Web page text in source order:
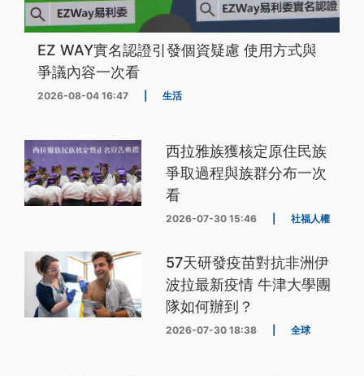
EZ WAY實名認證引發個資疑慮 使用方式與
爭議內容一次看
2026-08-04 16:47 生活
西拉雅族獲核定原住民族
爭取過程與族群分布一次
看
2026-07-30 15:46 社福人權
57天研發疫苗對抗非洲伊
波拉最新疫情 牛津大學團
隊如何辦到？
2026-07-30 18:38 全球